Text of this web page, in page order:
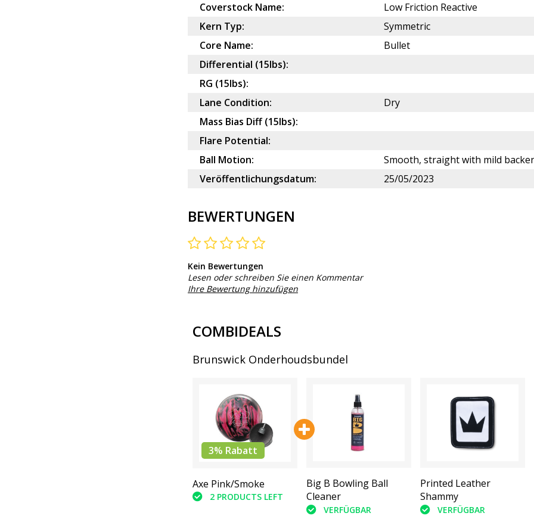
Coverstock Name:
Low Friction Reactive
Kern Typ:
Symmetric
Core Name:
Bullet
Differential (15lbs):
RG (15lbs):
Lane Condition:
Dry
Mass Bias Diff (15lbs):
Flare Potential:
Ball Motion:
Smooth, straight with mild
Veröffentlichungsdatum:
25/05/2023
BEWERTUNGEN
Kein Bewertungen
Lesen oder schreiben Sie einen Kommentar
Ihre Bewertung hinzufügen
COMBIDEALS
Brunswick Onderhoudsbundel
3% Rabatt
Axe Pink/Smoke
2 PRODUCTS LEFT
Big B Bowling Ball
Cleaner
VERFÜGBAR
Printed Leather
Shammy
VERFÜGBAR